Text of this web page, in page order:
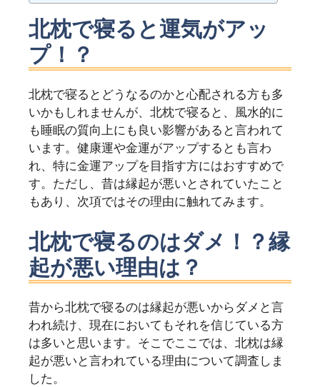
北枕で寝ると運気がアッ
プ！？
北枕で寝るとどうなるのかと心配される方も多
いかもしれませんが、北枕で寝ると、風水的に
も睡眠の質向上にも良い影響があると言われて
います。健康運や金運がアップするとも言わ
れ、特に金運アップを目指す方にはおすすめで
す。ただし、昔は縁起が悪いとされていたこと
もあり、次項ではその理由に触れてみます。
北枕で寝るのはダメ！？縁
起が悪い理由は？
昔から北枕で寝るのは縁起が悪いからダメと言
われ続け、現在においてもそれを信じている方
は多いと思います。そこでここでは、北枕は縁
起が悪いと言われている理由について調査しま
した。